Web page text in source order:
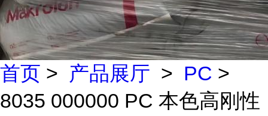
首页 > 产品展厅 > PC >
8035 000000 PC 本色高刚性